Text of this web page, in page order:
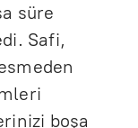
süre
Safi,
boşa